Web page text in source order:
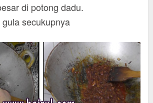
di potong dadu.
secukupnya